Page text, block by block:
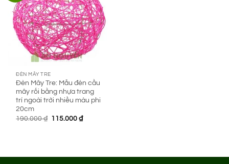
ĐÈN MÂY TRE
Đèn Mây Tre: Mẫu đèn cầu
mây rối bằng nhựa trang
trí ngoài trời nhiều màu phi
20cm
190.000₫ Giá
115.000₫Giá